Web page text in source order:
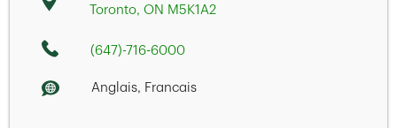
Toronto, ON M5K1A2
(647)-716-6000
Anglais, Francais